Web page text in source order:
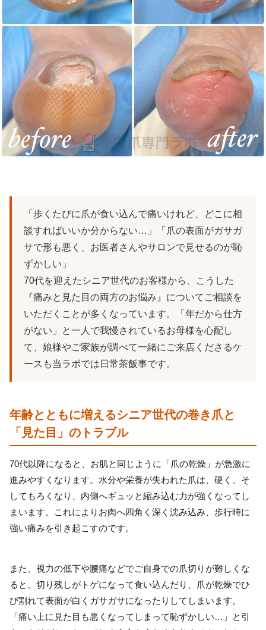
「歩くたびに爪が食い込んで痛いけれど、どこに相
談すればいいか分からない…」「爪の表面がガサガ
サで形も悪く、お医者さんやサロンで見せるのが恥
ずかしい」
70代を迎えたシニア世代のお客様から、こうした
『痛みと見た目の両方のお悩み』についてご相談を
いただくことが多くなっています。「年だから仕方
がない」と一人で我慢されているお母様を心配し
て、娘様やご家族が調べて一緒にご来店くださるケ
ースも当ラボでは日常茶飯事です。
年齢とともに増えるシニア世代の巻き爪と
「見た目」のトラブル
70代以降になると、お肌と同じように「爪の乾燥」が急激に
進みやすくなります。水分や栄養が失われた爪は、硬く、そ
してもろくなり、内側へギュッと縮み込む力が強くなってし
まいます。これによりお肉へ四角く深く沈み込み、歩行時に
強い痛みを引き起こすのです。
また、視力の低下や腰痛などでご自身での爪切りが難しくな
ると、切り残しがトゲになって食い込んだり、爪が乾燥でひ
び割れて表面が白くガサガサになったりしてしまいます。
「痛い上に見た目も悪くなってしまって恥ずかしい…」と引